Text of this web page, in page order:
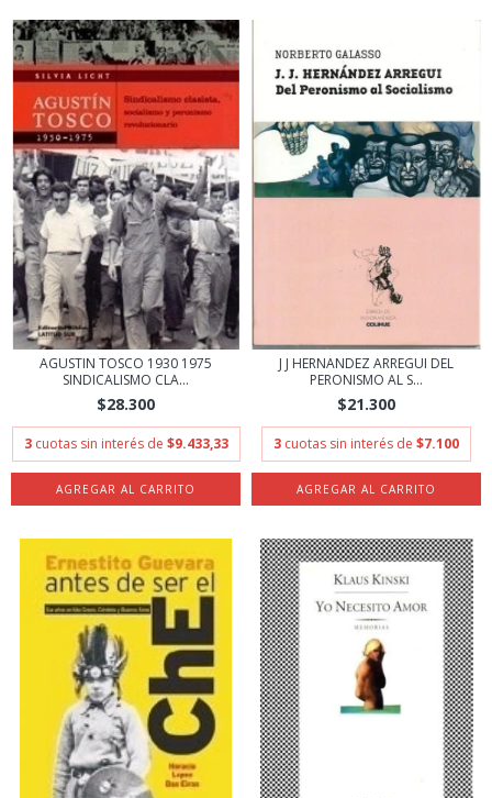
AGUSTIN TOSCO 1930 1975
SINDICALISMO CLA...
$28.300
3 cuotas sin interés de $9.433,33
J J HERNANDEZ ARREGUI DEL
PERONISMO AL S...
$21.300
3 cuotas sin interés de $7.100